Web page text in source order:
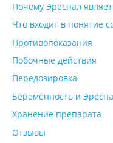
Почему Эреспал
Что входит в понятие
Противопоказания
Побочные действия
Передозировка
Беременность и
Хранение препарата
Отзывы